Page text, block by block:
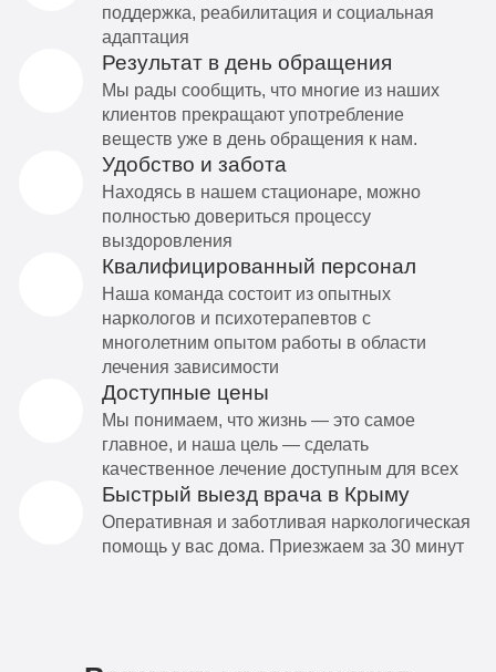
поддержка, реабилитация и социальная
адаптация
Результат в день обращения
Мы рады сообщить, что многие из наших
клиентов прекращают употребление
веществ уже в день обращения к нам.
Удобство и забота
Находясь в нашем стационаре, можно
полностью довериться процессу
выздоровления
Квалифицированный персонал
Наша команда состоит из опытных
наркологов и психотерапевтов с
многолетним опытом работы в области
лечения зависимости
Доступные цены
Мы понимаем, что жизнь — это самое
главное, и наша цель — сделать
качественное лечение доступным для всех
Быстрый выезд врача в Крыму
Оперативная и заботливая наркологическая
помощь у вас дома. Приезжаем за 30 минут